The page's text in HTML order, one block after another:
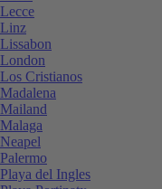
Lecce
Linz
Lissabon
London
Los Cristianos
Madalena
Mailand
Malaga
Neapel
Palermo
Playa del Ingles